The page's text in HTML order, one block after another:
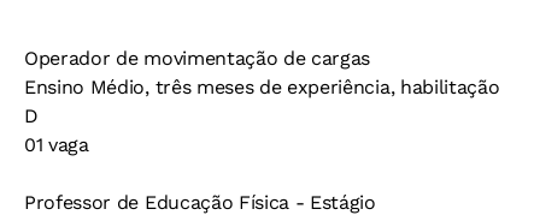
Operador de movimentação de cargas
Ensino Médio, três meses de experiência, habilitação
D
01 vaga
Professor de Educação Física - Estágio